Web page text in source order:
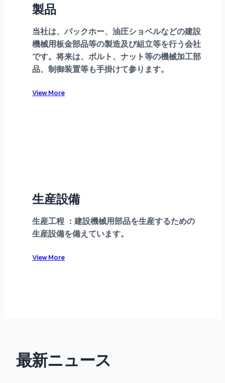
製品
当社は、バックホー、油圧ショベルなどの建設
機械用板金部品等の製造及び組立等を行う会社
です。将来は、ボルト、ナット等の機械加工部
品、制御装置等も手掛けて参ります。
View More
生産設備
生産工程 ：建設機械用部品を生産するための
生産設備を備えています。
View More
最新ニュース